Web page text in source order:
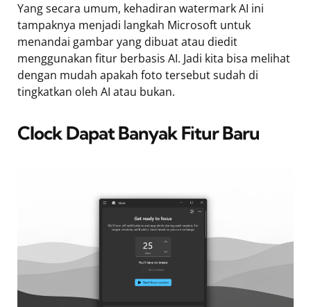
Yang secara umum, kehadiran watermark AI ini
tampaknya menjadi langkah Microsoft untuk
menandai gambar yang dibuat atau diedit
menggunakan fitur berbasis AI. Jadi kita bisa melihat
dengan mudah apakah foto tersebut sudah di
tingkatkan oleh AI atau bukan.
Clock Dapat Banyak Fitur Baru